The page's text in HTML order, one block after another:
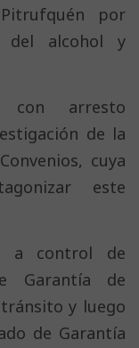
por
del alcohol y
con arresto
de la
cuya
este
a control de
Garantía de
y luego
de Garantía